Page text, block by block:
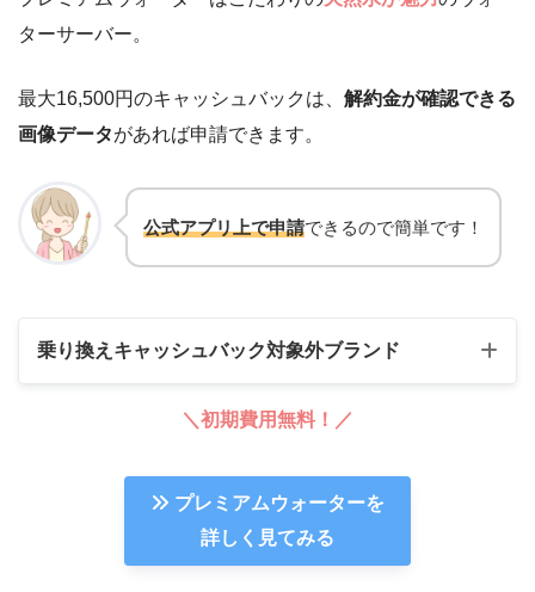
ターサーバー。
最大16,500円のキャッシュバックは、 解約金が確認できる
画像データがあれば申請できます。
公式アプリ上で申請できるので簡単です！
乗り換えキャッシュバック対象外ブランド
＼初期費用無料！／
プレミアムウォーターを
詳しく見てみる